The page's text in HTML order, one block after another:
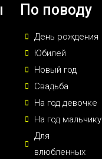
По поводу
День рождения
Юбилей
Новый год
Свадьба
На год девочке
На год мальчику
Для
влюбленных